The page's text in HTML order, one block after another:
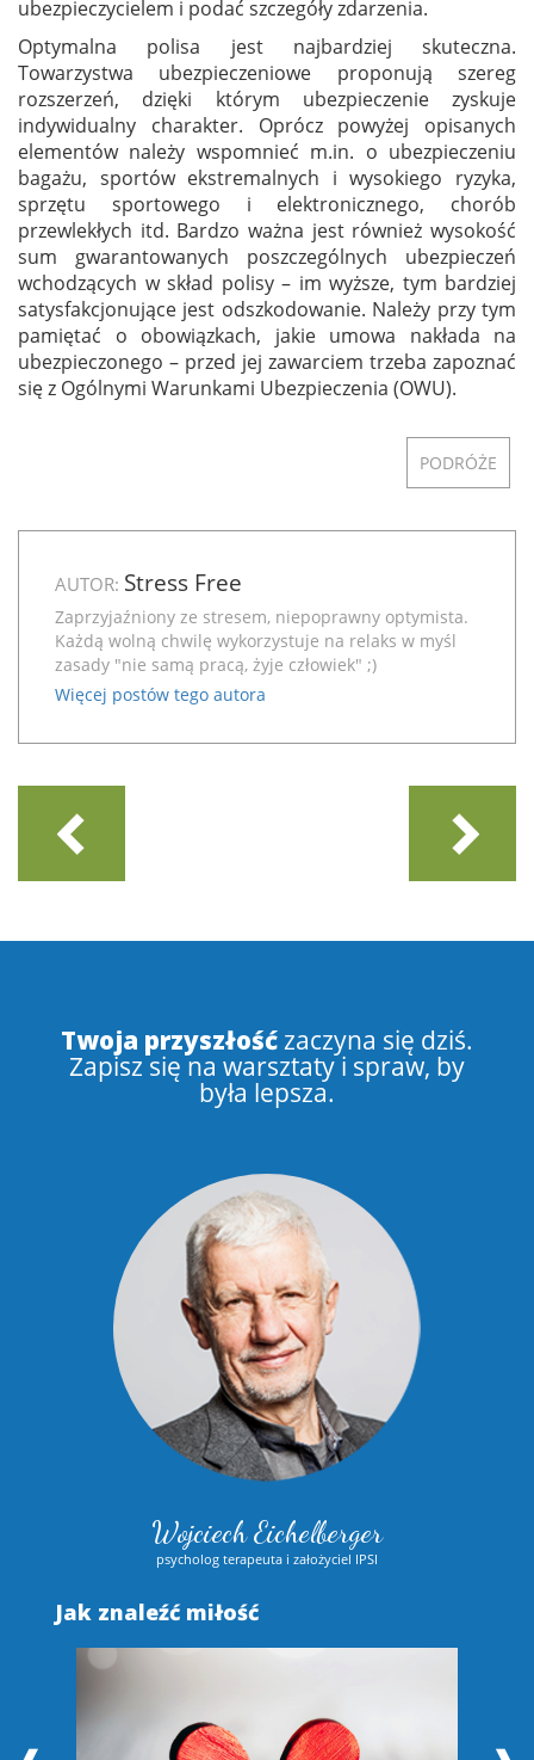
ubezpieczycielem i podać szczegóły zdarzenia.
Optymalna polisa jest najbardziej skuteczna.
Towarzystwa ubezpieczeniowe proponują szereg
rozszerzeń, dzięki którym ubezpieczenie zyskuje
indywidualny charakter. Oprócz powyżej opisanych
elementów należy wspomnieć m.in. o ubezpieczeniu
bagażu, sportów ekstremalnych i wysokiego ryzyka,
sprzętu sportowego i elektronicznego, chorób
przewlekłych itd. Bardzo ważna jest również wysokość
sum gwarantowanych poszczególnych ubezpieczeń
wchodzących w skład polisy – im wyższe, tym bardziej
satysfakcjonujące jest odszkodowanie. Należy przy tym
pamiętać o obowiązkach, jakie umowa nakłada na
ubezpieczonego – przed jej zawarciem trzeba zapoznać
się z Ogólnymi Warunkami Ubezpieczenia (OWU).
PODRÓŻE
AUTOR: Stress Free
Zaprzyjaźniony ze stresem, niepoprawny optymista.
Każdą wolną chwilę wykorzystuje na relaks w myśl
zasady "nie samą pracą, żyje człowiek" ;)
Więcej postów tego autora
Twoja przyszłośćzaczyna się dziś.
Zapisz się na warsztaty i spraw, by
była lepsza.
Wojciech Eichelberger
psycholog terapeuta i założyciel IPSI
Jak znaleźć miłość